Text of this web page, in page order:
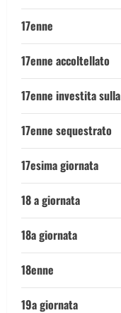
17enne
17enne accoltellato
17enne investita
17enne sequestrato
17esima giornata
18 a giornata
18a giornata
18enne
19a giornata